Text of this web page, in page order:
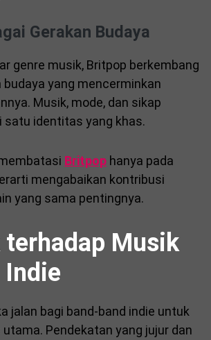
Gerakan Budaya
genre musik, Britpop berkembang
budaya yang mencerminkan
Musik, mode, dan sikap
satu identitas yang khas.
Britpop hanya pada
mengabaikan kontribusi
yang sama pentingnya.
terhadap Musik
Indie
jalan bagi band-band indie untuk
Pendekatan yang jujur dan